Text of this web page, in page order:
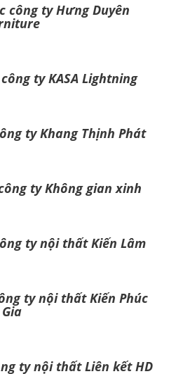
công ty Hưng Duyên
ty KASA Lightning
ty Khang Thịnh Phát
ty Không gian xinh
ty nội thất Kiến Lâm
ty nội thất Kiến Phúc
Gia
ty nội thất Liên kết HD